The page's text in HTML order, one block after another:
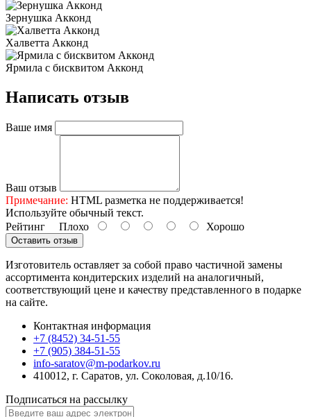
Зернушка Акконд
Халветта Акконд
Ярмила с бисквитом Акконд
Написать отзыв
Ваше имя
Ваш отзыв
Примечание: HTML разметка не поддерживается!
Используйте обычный текст.
Рейтинг Плохо Хорошо
Оставить отзыв
Изготовитель оставляет за собой право частичной замены
ассортимента кондитерских изделий на аналогичный,
соответствующий цене и качеству представленного в подарке
на сайте.
Контактная информация
+7 (8452) 34-51-55
+7 (905) 384-51-55
info-saratov@m-podarkov.ru
410012, г. Саратов, ул. Соколовая, д.10/16.
Подписаться на рассылку